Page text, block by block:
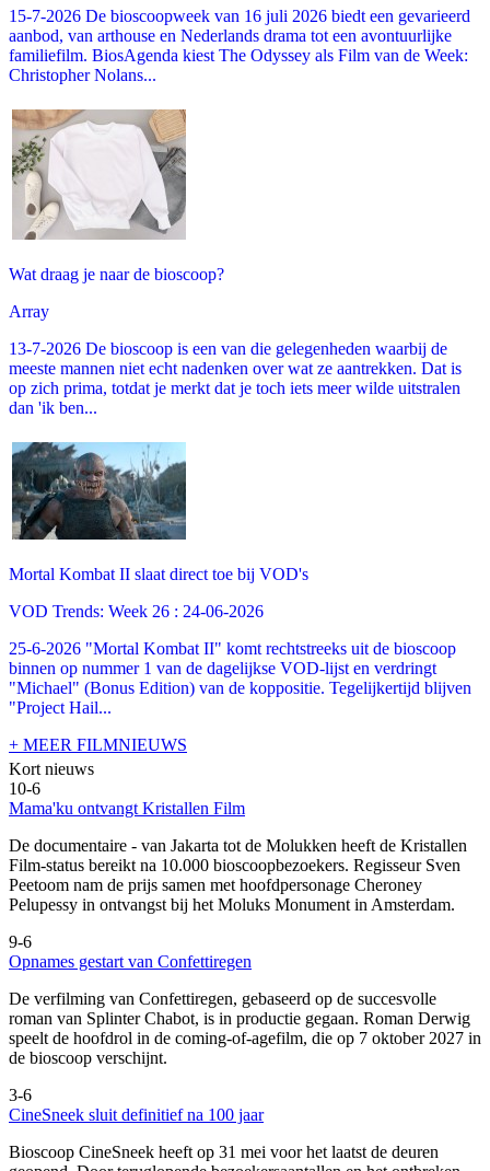
15-7-2026 De bioscoopweek van 16 juli 2026 biedt een gevarieerd
aanbod, van arthouse en Nederlands drama tot een avontuurlijke
familiefilm. BiosAgenda kiest The Odyssey als Film van de Week:
Christopher Nolans...
Wat draag je naar de bioscoop?
Array
13-7-2026 De bioscoop is een van die gelegenheden waarbij de
meeste mannen niet echt nadenken over wat ze aantrekken. Dat is
op zich prima, totdat je merkt dat je toch iets meer wilde uitstralen
dan 'ik ben...
Mortal Kombat II slaat direct toe bij VOD's
VOD Trends: Week 26 : 24-06-2026
25-6-2026 "Mortal Kombat II" komt rechtstreeks uit de bioscoop
binnen op nummer 1 van de dagelijkse VOD-lijst en verdringt
"Michael" (Bonus Edition) van de koppositie. Tegelijkertijd blijven
"Project Hail...
+ MEER FILMNIEUWS
Kort nieuws
10-6
Mama'ku ontvangt Kristallen Film
De documentaire - van Jakarta tot de Molukken heeft de Kristallen
Film-status bereikt na 10.000 bioscoopbezoekers. Regisseur Sven
Peetoom nam de prijs samen met hoofdpersonage Cheroney
Pelupessy in ontvangst bij het Moluks Monument in Amsterdam.
9-6
Opnames gestart van Confettiregen
De verfilming van Confettiregen, gebaseerd op de succesvolle
roman van Splinter Chabot, is in productie gegaan. Roman Derwig
speelt de hoofdrol in de coming-of-agefilm, die op 7 oktober 2027 in
de bioscoop verschijnt.
3-6
CineSneek sluit definitief na 100 jaar
Bioscoop CineSneek heeft op 31 mei voor het laatst de deuren